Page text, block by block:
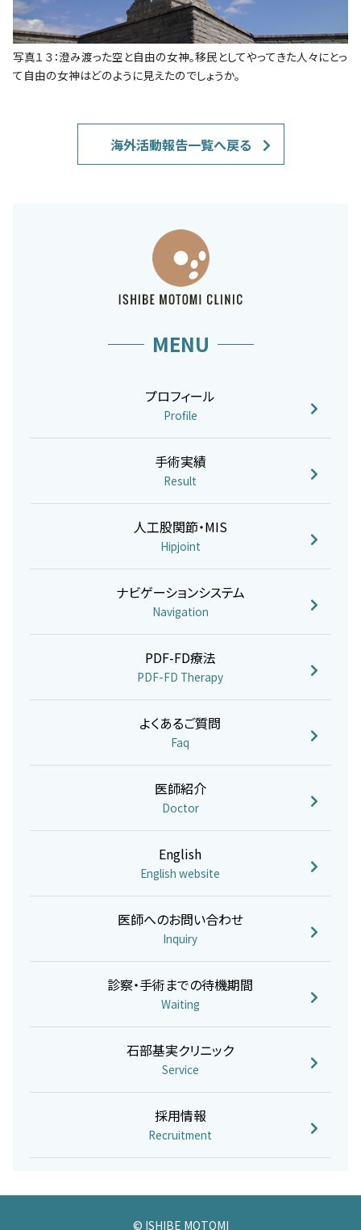
写真１３：澄み渡った空と自由の女神。移民としてやってきた人々にとっ
て自由の女神はどのように見えたのでしょうか。
海外活動報告一覧へ戻る
MENU
プロフィール
Profile
手術実績
Result
人工股関節・MIS
Hipjoint
ナビゲーションシステム
Navigation
PDF-FD療法
PDF-FD Therapy
よくあるご質問
Faq
医師紹介
Doctor
English
English website
医師へのお問い合わせ
Inquiry
診察・手術までの待機期間
Waiting
石部基実クリニック
Service
採用情報
Recruitment
© ISHIBE MOTOMI